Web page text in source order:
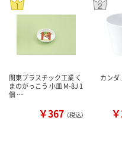
関東プラスチック工業 く
まのがっこう 小皿 M-8J 1
個 …
￥367 （税込）
カンダ